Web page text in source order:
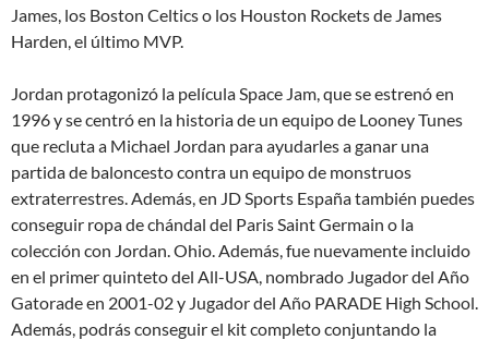
James, los Boston Celtics o los Houston Rockets de James
Harden, el último MVP.
Jordan protagonizó la película Space Jam, que se estrenó en
1996 y se centró en la historia de un equipo de Looney Tunes
que recluta a Michael Jordan para ayudarles a ganar una
partida de baloncesto contra un equipo de monstruos
extraterrestres. Además, en JD Sports España también puedes
conseguir ropa de chándal del Paris Saint Germain o la
colección con Jordan. Ohio. Además, fue nuevamente incluido
en el primer quinteto del All-USA, nombrado Jugador del Año
Gatorade en 2001-02 y Jugador del Año PARADE High School.
Además, podrás conseguir el kit completo conjuntando la